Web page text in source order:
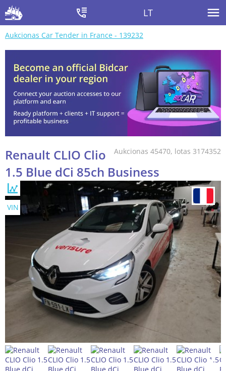
LT
Aukcionas Car Tender in France - 139232
Aukcionas 45470, lotas 3174352
Renault CLIO Clio
1.5 Blue dCi 85ch Business
VIN